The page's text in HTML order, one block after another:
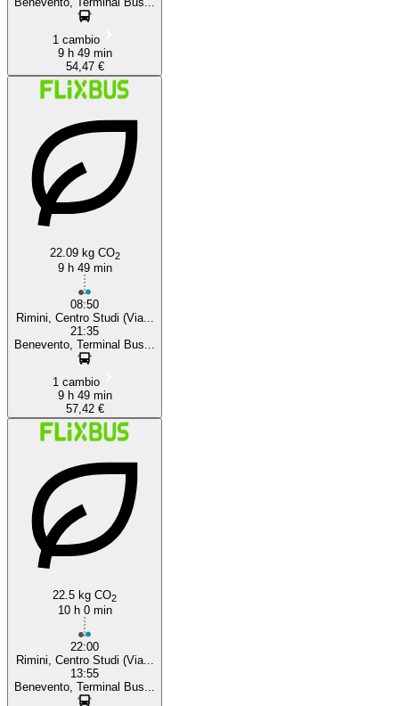
1 cambio
9 h 49 min
54,47 €
22.09 kg CO2
9 h 49 min
08:50
Rimini, Centro Studi (Via...
21:35
Benevento, Terminal Bus...
1 cambio
9 h 49 min
57,42 €
22.5 kg CO2
10 h 0 min
22:00
Rimini, Centro Studi (Via...
13:55
Benevento, Terminal Bus...